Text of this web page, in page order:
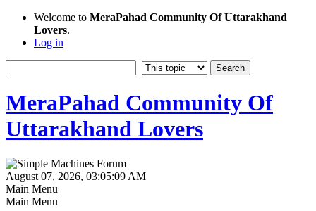
Welcome to MeraPahad Community Of Uttarakhand
Lovers.
Log in
MeraPahad Community Of
Uttarakhand Lovers
August 07, 2026, 03:05:09 AM
Main Menu
Main Menu